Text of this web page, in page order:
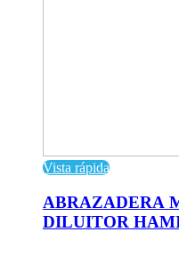
Vista rápida
ABRAZADERA
DILUITOR